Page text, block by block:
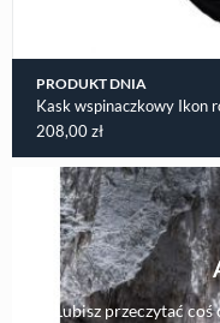
PRODUKT DNIA
Kask wspinaczkowy Ikon
208,00zł
Lubisz przeczytać coś